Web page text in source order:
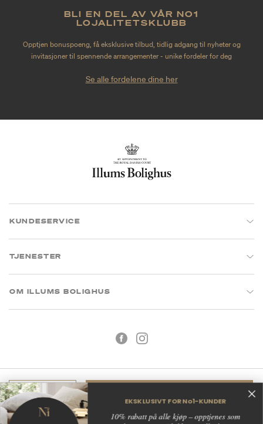
BLI EN DEL AV VÅR NO1
LOJALITETSKLUBB
Opptjen bonuspoeng, få eksklusive tilbud, tidlig adgang til nyheter og
invitasjoner til spennende arrangementer - unike fordeler for deg
Se alle fordelene dine her
KUNDESERVICE
TJENESTER
OM ILLUMS BOLIGHUS
Kjøpsbetingelser Personvern
EKSKLUSIVT FOR No1-KUNDER
10% rabatt på alle kjøp – opptjenes som